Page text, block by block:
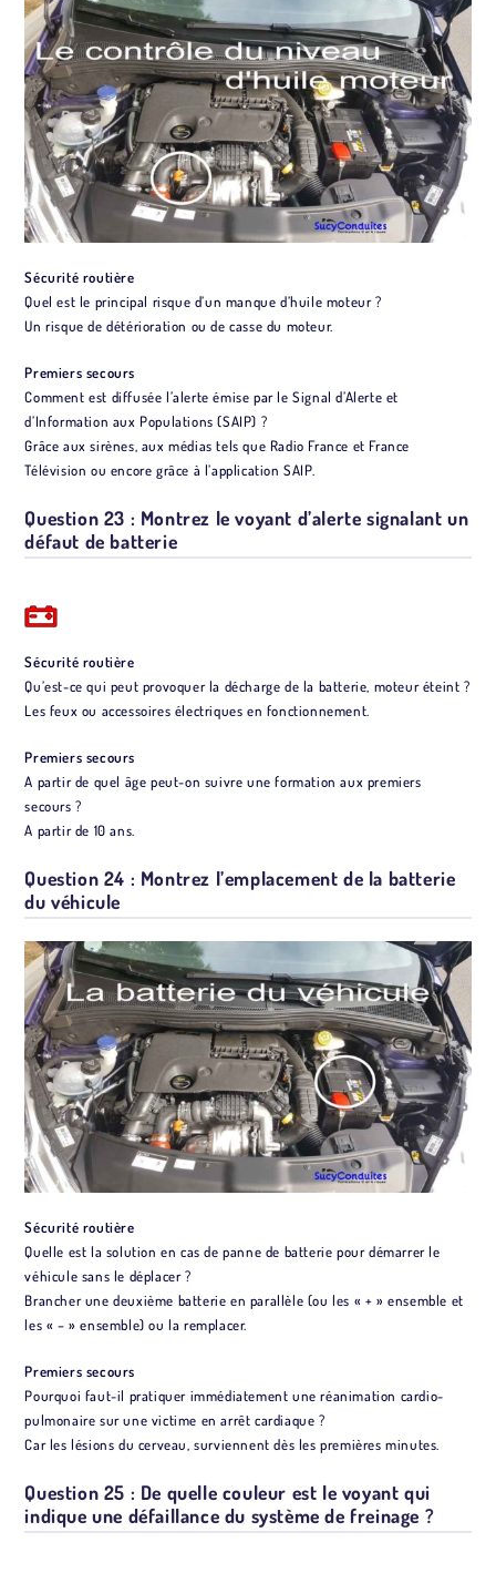
Sécurité routière
Quel est le principal risque d’un manque d’huile moteur ?
Un risque de détérioration ou de casse du moteur.
Premiers secours
Comment est diffusée l’alerte émise par le Signal d’Alerte et
d’Information aux Populations (SAIP) ?
Grâce aux sirènes, aux médias tels que Radio France et France
Télévision ou encore grâce à l’application SAIP.
Question 23 : Montrez le voyant d’alerte signalant un
défaut de batterie
Sécurité routière
Qu’est-ce qui peut provoquer la décharge de la batterie, moteur éteint ?
Les feux ou accessoires électriques en fonctionnement.
Premiers secours
A partir de quel âge peut-on suivre une formation aux premiers
secours ?
A partir de 10 ans.
Question 24 : Montrez l’emplacement de la batterie
du véhicule
Sécurité routière
Quelle est la solution en cas de panne de batterie pour démarrer le
véhicule sans le déplacer ?
Brancher une deuxième batterie en parallèle (ou les « + » ensemble et
les « – » ensemble) ou la remplacer.
Premiers secours
Pourquoi faut-il pratiquer immédiatement une réanimation cardio-
pulmonaire sur une victime en arrêt cardiaque ?
Car les lésions du cerveau, surviennent dès les premières minutes.
Question 25 : De quelle couleur est le voyant qui
indique une défaillance du système de freinage ?